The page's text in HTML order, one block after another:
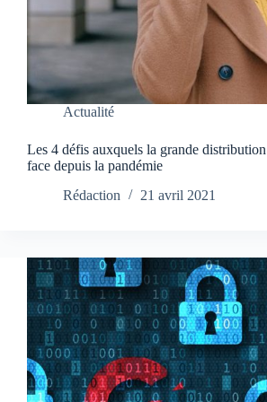
Actualité
Les 4 défis auxquels la grande
face depuis la pandémie
Rédaction
21 avril 2021